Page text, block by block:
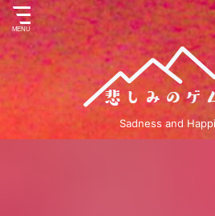
Sadness and